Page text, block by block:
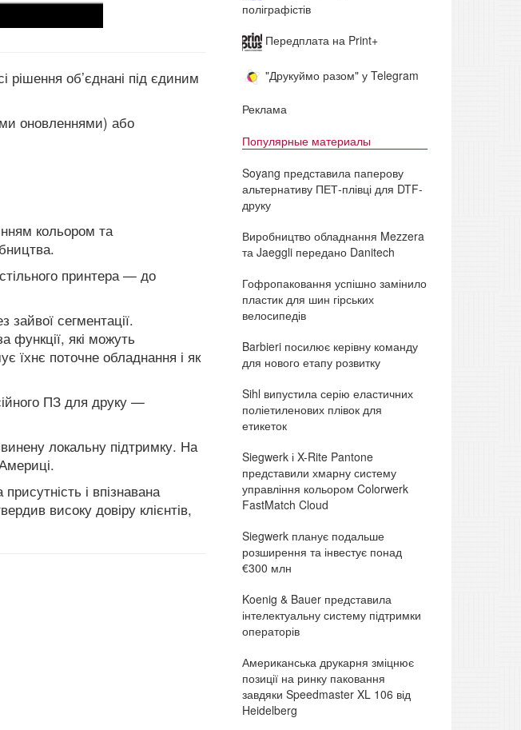
рішення об’єднані під єдиним
оновленнями) або
кольором та
принтера — до
сегментації.
функції, які можуть
їхнє поточне обладнання і як
ПЗ для друку —
локальну підтримку. На
і впізнавана
високу довіру клієнтів,
поліграфістів
Передплата на Print+
"Друкуймо разом" у Telegram
Реклама
Популярные материалы
Soyang представила паперову
альтернативу ПЕТ-плівці для DTF-
друку
Виробництво обладнання Mezzera
та Jaeggli передано Danitech
Гофропаковання успішно замінило
пластик для шин гірських
велосипедів
Barbieri посилює керівну команду
для нового етапу розвитку
Sihl випустила серію еластичних
поліетиленових плівок для
етикеток
Siegwerk і X-Rite Pantone
представили хмарну систему
управління кольором Colorwerk
FastMatch Cloud
Siegwerk планує подальше
розширення та інвестує понад
€300 млн
Koenig & Bauer представила
інтелектуальну систему підтримки
операторів
Американська друкарня зміцнює
позиції на ринку паковання
завдяки Speedmaster XL 106 від
Heidelberg